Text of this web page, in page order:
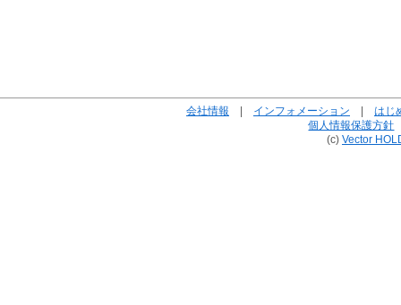
会社情報 | インフォメーション | はじ
個人情報保護方針
(c) Vector